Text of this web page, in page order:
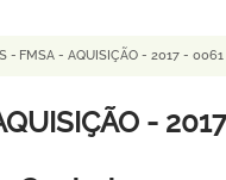
- FMSA - AQUISIÇÃO - 2017 - 0061
-